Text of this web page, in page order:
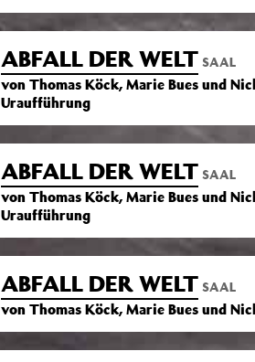
ABFALL DER WELT SAAL
von Thomas Köck, Marie Bues und
Uraufführung
ABFALL DER WELT SAAL
von Thomas Köck, Marie Bues und
Uraufführung
ABFALL DER WELT SAAL
von Thomas Köck, Marie Bues und